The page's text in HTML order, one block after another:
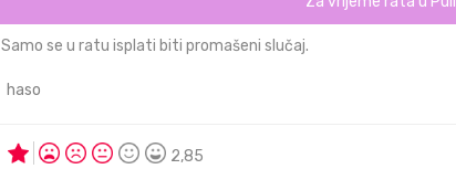
Samo se u ratu isplati biti promašeni slučaj.
haso
2,85